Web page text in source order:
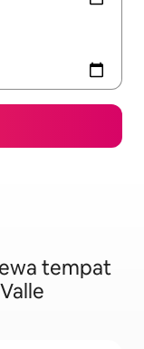
tempat